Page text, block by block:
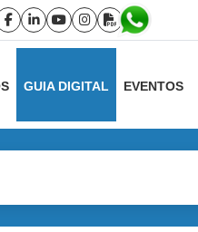
GUIA DIGITAL EVENTOS